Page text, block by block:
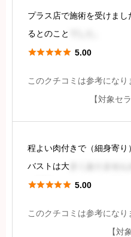
続きを見
プラス店で施術を受けま
るとのこと
同様に、大変魅力的なスタ
力的で、ホームページの
 5.00
このクチコミは参考になり
【対象セ
程よい肉付きで（細身寄り
バストは大
は問題ないでしょう。顔立
す。可愛らしい容姿を好む
 5.00
このクチコミは参考になり
【対